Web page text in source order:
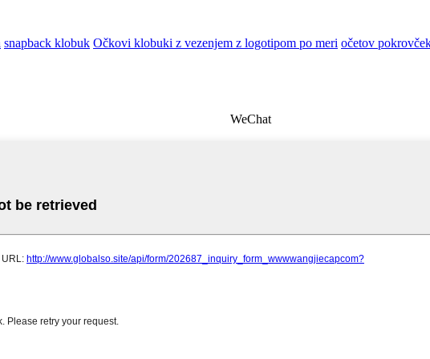
snapback klobuk Očkovi klobuki z vezenjem z logotipom po meri očetov
WeChat